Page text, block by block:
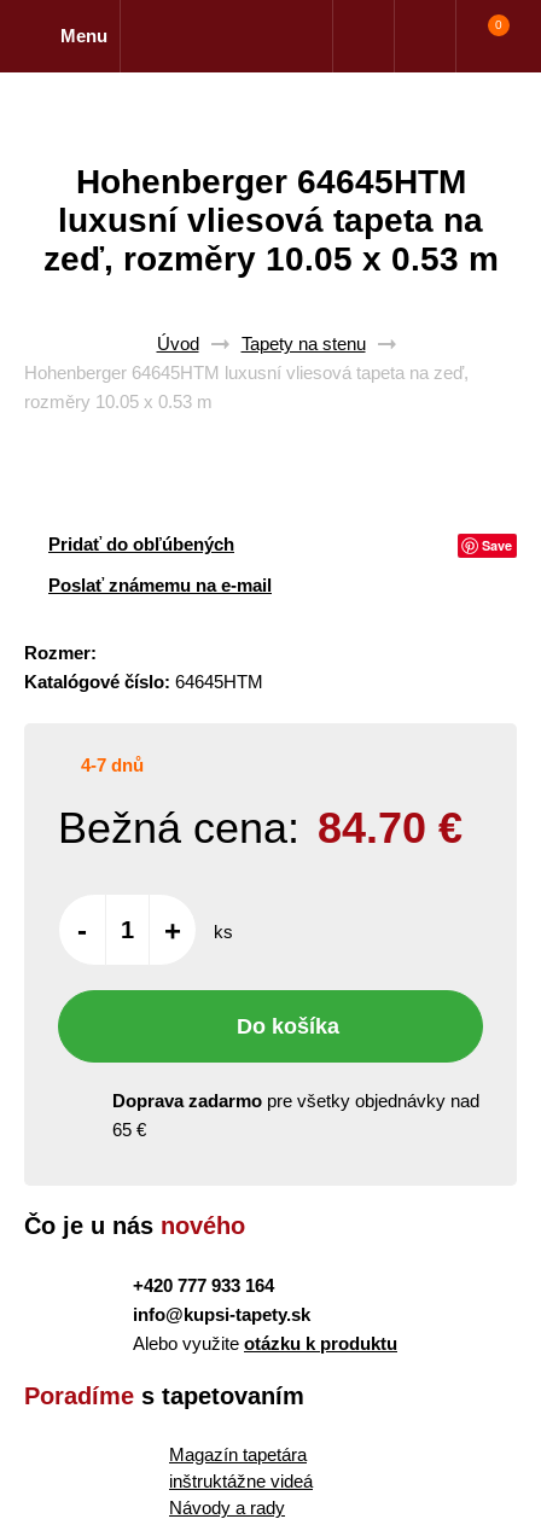
Menu
0
Hohenberger 64645HTM
luxusní vliesová tapeta na
zeď, rozměry 10.05 x 0.53 m
Úvod
Tapety na stenu
Hohenberger 64645HTM luxusní vliesová tapeta na zeď,
rozměry 10.05 x 0.53 m
Pridať do obľúbených Save
Poslať známemu na e-mail
Rozmer:
Katalógové číslo: 64645HTM
4-7 dnů
Bežná cena: 84.70 €
- + ks
Do košíka
Doprava zadarmo pre všetky objednávky nad
65 €
Čo je u nás nového
+420 777 933 164
info@kupsi-tapety.sk
Alebo využite otázku k produktu
Poradíme s tapetovaním
Magazín tapetára
inštruktážne videá
Návody a rady